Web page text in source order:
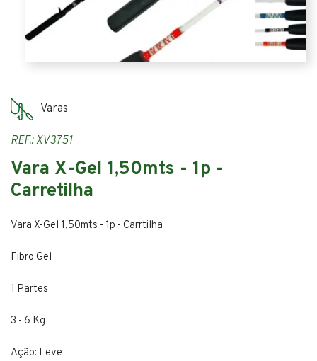
Varas
REF.: XV3751
Vara X-Gel 1,50mts - 1p -
Carretilha
Vara X-Gel 1,50mts - 1p - Carrtilha
Fibro Gel
1 Partes
3 - 6 Kg
Ação: Leve